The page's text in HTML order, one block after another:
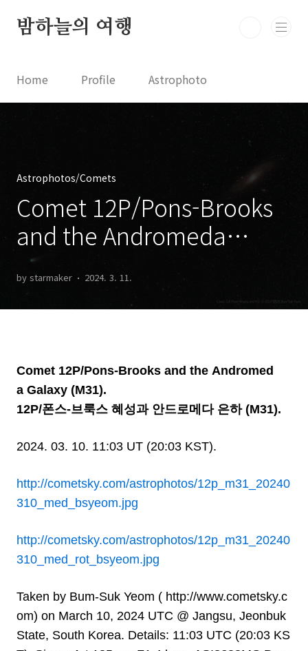
밤하늘의 여행
Home Profile Astrophoto
Astro Video
Astrophotography
Astrophotos/Comets
Comet 12P/Pons-Brooks
and the Andromeda
Galaxy (M31) 12P/폰스-브
룩스 혜성과 안드로메다 은하
(M31)
by starmaker 2024. 3. 11.
Comet 12P/Pons-Brooks and the Andromed
a Galaxy (M31).
12P/폰스-브룩스 혜성과 안드로메다 은하 (M31).
2024. 03. 10. 11:03 UT (20:03 KST).
http://cometsky.com/astrophotos/12p_m31_20240
310_med_bsyeom.jpg
http://cometsky.com/astrophotos/12p_m31_20240
310_med_rot_bsyeom.jpg
Taken by Bum-Suk Yeom ( http://www.cometsky.c
om) on March 10, 2024 UTC @ Jangsu, Jeonbuk
State, South Korea. Details: 11:03 UTC (20:03 KS